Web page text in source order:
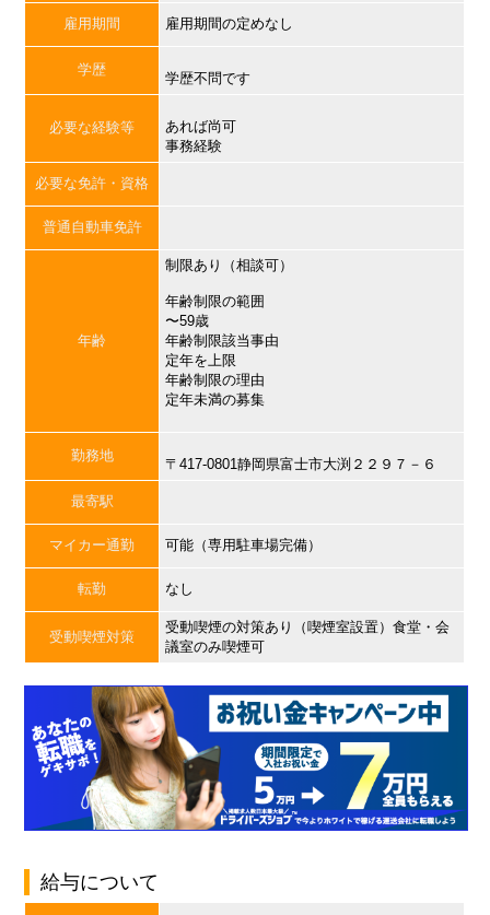
雇用期間 雇用期間の定めなし
学歴
学歴不問です
必要な経験等
あれば尚可
事務経験
必要な免許・資格
普通自動車免許
年齢
制限あり（相談可）
年齢制限の範囲
〜59歳
年齢制限該当事由
定年を上限
年齢制限の理由
定年未満の募集
勤務地
〒417-0801静岡県富士市大渕２２９７－６
最寄駅
マイカー通勤 可能（専用駐車場完備）
転勤 なし
受動喫煙対策
受動喫煙の対策あり（喫煙室設置）食堂・会
議室のみ喫煙可
給与について